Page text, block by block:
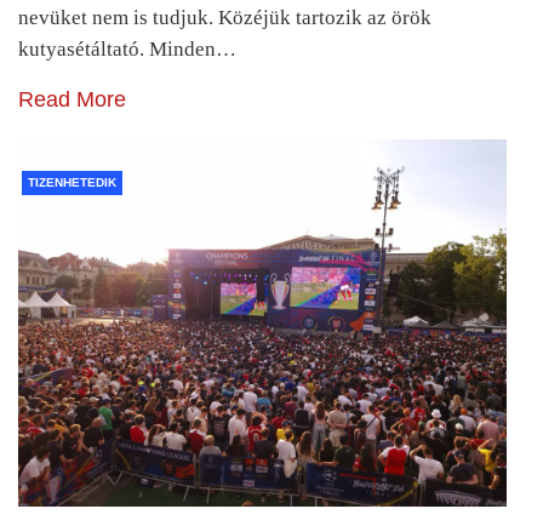
nevüket nem is tudjuk. Közéjük tartozik az örök
kutyasétáltató. Minden…
Read More
TIZENHETEDIK